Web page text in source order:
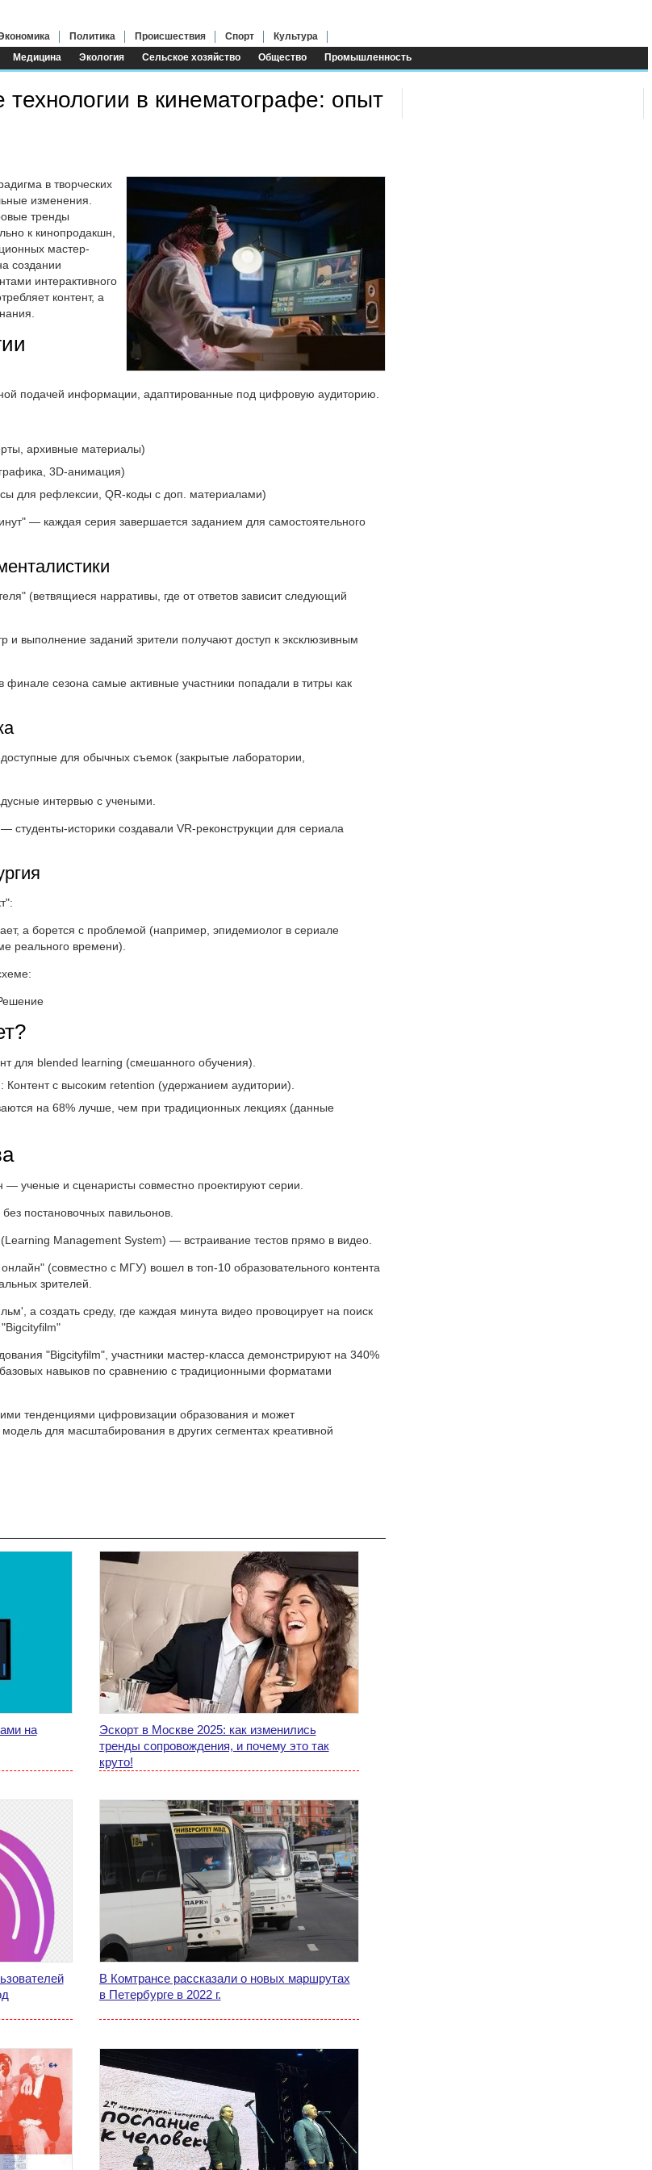
Медицина Экология Сельское хозяйство Общество Промышленность
Политика Происшествия Спорт Культура
в кинематографе: опыт
в творческих
изменения.
тренды
к кинопродакшн,
мастер-
создании
интерактивного
контент, а
подачей информации, адаптированные под цифровую аудиторию.
архивные материалы)
3D-анимация)
для рефлексии, QR-коды с доп. материалами)
— каждая серия завершается заданием для самостоятельного
(ветвящиеся нарративы, где от ответов зависит следующий
выполнение заданий зрители получают доступ к эксклюзивным
сезона самые активные участники попадали в титры как
для обычных съемок (закрытые лаборатории,
интервью с учеными.
студенты-историки создавали VR-реконструкции для сериала
а борется с проблемой (например, эпидемиолог в сериале
реального времени).
для blended learning (смешанного обучения).
с высоким retention (удержанием аудитории).
на 68% лучше, чем при традиционных лекциях (данные
— ученые и сценаристы совместно проектируют серии.
постановочных павильонов.
Management System) — встраивание тестов прямо в видео.
(совместно с МГУ) вошел в топ-10 образовательного контента
зрителей.
а создать среду, где каждая минута видео провоцирует на поиск
"Bigcityfilm", участники мастер-класса демонстрируют на 340%
навыков по сравнению с традиционными форматами
тенденциями цифровизации образования и может
для масштабирования в других сегментах креативной
на
Эскорт в Москве 2025: как изменились
тренды сопровождения, и почему это так
круто!
В Комтрансе рассказали о новых маршрутах
в Петербурге в 2022 г.